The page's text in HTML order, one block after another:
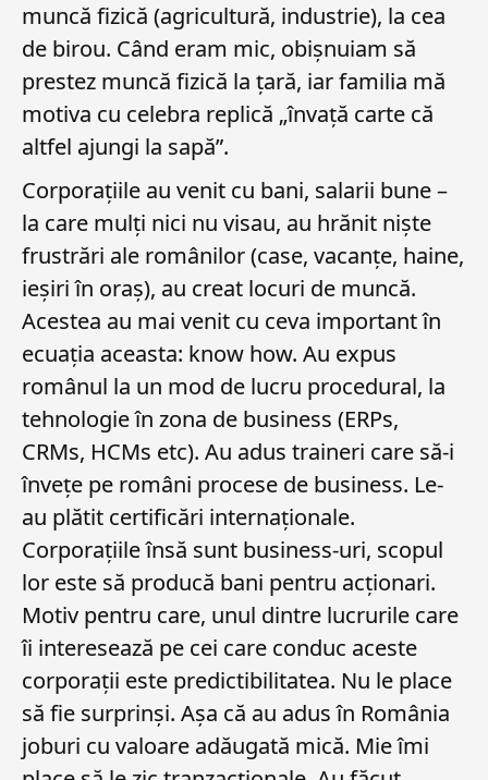
muncă fizică (agricultură, industrie), la cea
de birou. Când eram mic, obișnuiam să
prestez muncă fizică la țară, iar familia mă
motiva cu celebra replică „învață carte că
altfel ajungi la sapă”.
Corporațiile au venit cu bani, salarii bune –
la care mulți nici nu visau, au hrănit niște
frustrări ale românilor (case, vacanțe, haine,
ieșiri în oraș), au creat locuri de muncă.
Acestea au mai venit cu ceva important în
ecuația aceasta: know how. Au expus
românul la un mod de lucru procedural, la
tehnologie în zona de business (ERPs,
CRMs, HCMs etc). Au adus traineri care să-i
învețe pe români procese de business. Le-
au plătit certificări internaționale.
Corporațiile însă sunt business-uri, scopul
lor este să producă bani pentru acționari.
Motiv pentru care, unul dintre lucrurile care
îi interesează pe cei care conduc aceste
corporații este predictibilitatea. Nu le place
să fie surprinși. Așa că au adus în România
joburi cu valoare adăugată mică. Mie îmi